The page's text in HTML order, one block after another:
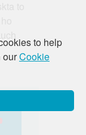
to help
ourCookie
बजे